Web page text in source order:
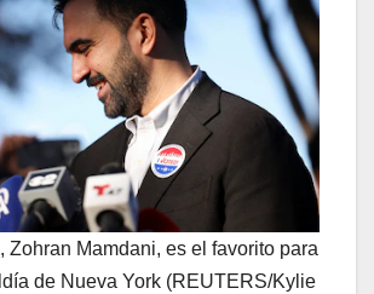
Zohran Mamdani, es el favorito para
de Nueva York (REUTERS/Kylie